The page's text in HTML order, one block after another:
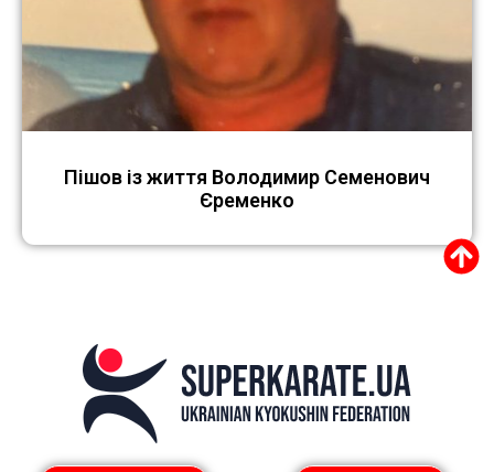
Пішов із життя Володимир Семенович
Єременко